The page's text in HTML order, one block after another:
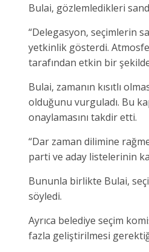
Bulai, gözlemledikleri
“Delegasyon, seçimlerin
yetkinlik gösterdi.
tarafından etkin bir
Bulai, zamanın kısıtlı
olduğunu vurguladı. Bu
onaylamasını takdir etti.
“Dar zaman dilimine
parti ve aday listelerinin
Bununla birlikte Bulai,
söyledi.
Ayrıca belediye seçim
fazla geliştirilmesi